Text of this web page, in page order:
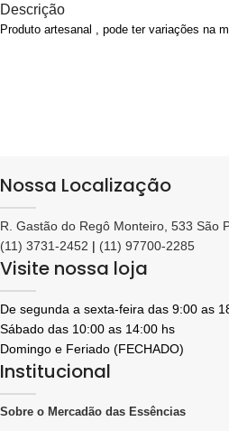
Descrição
Produto artesanal , pode ter variações na
Nossa Localização
R. Gastão do Regô Monteiro, 533 São
(11) 3731-2452 | (11) 97700-2285
Visite nossa loja
De segunda a sexta-feira das 9:00 as
Sábado das 10:00 as 14:00 hs
Domingo e Feriado (FECHADO)
Institucional
Sobre o Mercadão das Essências